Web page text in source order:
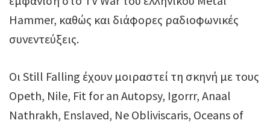
Hammer, καθώς και διάφορες ραδιοφωνικές
συνεντεύξεις.
Οι Still Falling έχουν μοιραστεί τη σκηνή με τους
Opeth, Nile, Fit for an Autopsy, Igorrr, Anaal
Nathrakh, Enslaved, Ne Obliviscaris, Oceans of